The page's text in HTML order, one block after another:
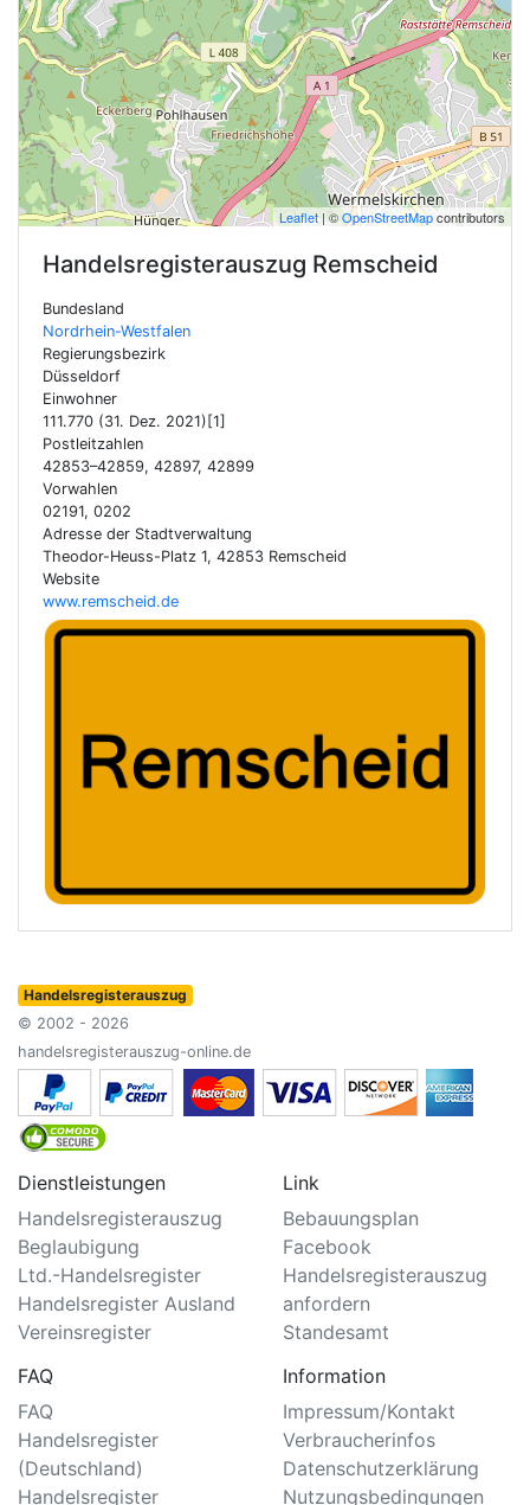
Leaflet| ©OpenStreetMapcontributors
Handelsregisterauszug Remscheid
Bundesland
Nordrhein-Westfalen
Regierungsbezirk
Düsseldorf
Einwohner
111.770 (31. Dez. 2021)[1]
Postleitzahlen
42853–42859, 42897, 42899
Vorwahlen
02191, 0202
Adresse der Stadtverwaltung
Theodor-Heuss-Platz 1, 42853 Remscheid
Website
www.remscheid.de
Handelsregisterauszug
© 2002 - 2026
handelsregisterauszug-online.de
Dienstleistungen
Handelsregisterauszug
Beglaubigung
Ltd.-Handelsregister
Handelsregister Ausland
Vereinsregister
Link
Bebauungsplan
Facebook
Handelsregisterauszug
anfordern
Standesamt
FAQ
FAQ
Handelsregister
(Deutschland)
Handelsregister
Information
Impressum/Kontakt
Verbraucherinfos
Datenschutzerklärung
Nutzungsbedingungen